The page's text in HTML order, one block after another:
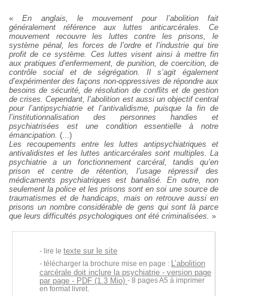
«En anglais, le mouvement pour l’abolition fait
généralement référence aux luttes anticarcérales. Ce
mouvement recouvre les luttes contre les prisons, le
système pénal, les forces de l’ordre et l’industrie qui tire
profit de ce système. Ces luttes visent ainsi à mettre fin
aux pratiques d’enfermement, de punition, de coercition, de
contrôle social et de ségrégation. Il s’agit également
d’expérimenter des façons non-oppressives de répondre aux
besoins de sécurité, de résolution de conflits et de gestion
de crises. Cependant, l’abolition est aussi un objectif central
pour l’antipsychiatrie et l’antivalidisme, puisque la fin de
l’institutionnalisation des personnes handies et
psychiatrisées est une condition essentielle à notre
émancipation. (...)
Les recoupements entre les luttes antipsychiatriques et
antivalidistes et les luttes anticarcérales sont multiples. La
psychiatrie a un fonctionnement carcéral, tandis qu’en
prison et centre de rétention, l’usage répressif des
médicaments psychiatriques est banalisé. En outre, non
seulement la police et les prisons sont en soi une source de
traumatismes et de handicaps, mais on retrouve aussi en
prisons un nombre considérable de gens qui sont là parce
que leurs difficultés psychologiques ont été criminalisées. »
lire le texte sur le site
télécharger la brochure mise en page : L’abolition
carcérale doit inclure la psychiatrie - version page
par page - PDF (1.3 Mio) - 8 pages A5 à imprimer
en format livret.